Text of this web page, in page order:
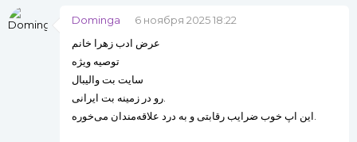
Dominga
6 ноября 2025 18:22
عرض ادب زهرا خانم
توصیه ویژه
سایت بت والیبال